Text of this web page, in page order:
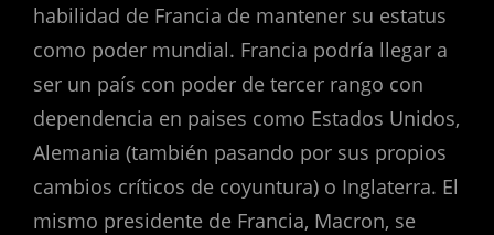
habilidad de Francia de mantener su estatus
como poder mundial. Francia podría llegar a
ser un país con poder de tercer rango con
dependencia en paises como Estados Unidos,
Alemania (también pasando por sus propios
cambios críticos de coyuntura) o Inglaterra. El
mismo presidente de Francia, Macron, se